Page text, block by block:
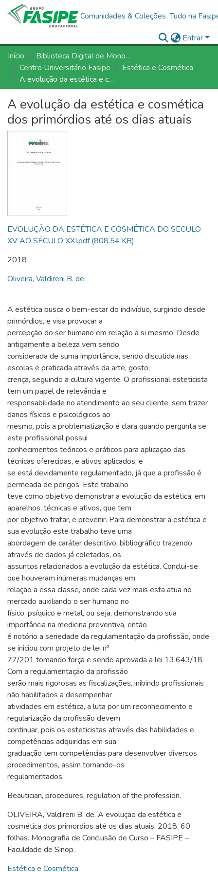
Comunidades & Coleções Tudo na
Entrar
Início
Biblioteca Digital de Monografias - BDM/FASIPE
Centro Universitário Fasipe
Estética e Cosmética
A evolução da estética e cosmética dos primórdios até os dias atuais
A evolução da estética e cosmética
dos primórdios até os dias atuais
EVOLUÇÃO DA ESTÉTICA E COSMÉTICA DO SECULO
XV AO SÉCULO XXI.pdf(808.54 KB)
2018
Oliveira, Valdireni B. de
A estética busca o bem-estar do indivíduo, surgindo desde
primórdios, e visa provocar a
percepção do ser humano em relação a si mesmo. Desde
antigamente a beleza vem sendo
considerada de suma importância, sendo discutida nas
escolas e praticada através da arte, gosto,
crença, seguindo a cultura vigente. O profissional esteticista
tem um papel de relevância e
responsabilidade no atendimento ao seu cliente, sem trazer
danos físicos e psicológicos ao
mesmo, pois a problematização é clara quando pergunta se
este profissional possui
conhecimentos teóricos e práticos para aplicação das
técnicas oferecidas, e ativos aplicados, e
se está devidamente regulamentado, já que a profissão é
permeada de perigos. Este trabalho
teve como objetivo demonstrar a evolução da estética, em
aparelhos, técnicas e ativos, que tem
por objetivo tratar, e prevenir. Para demonstrar a estética e
sua evolução este trabalho teve uma
abordagem de caráter descritivo, bibliográfico trazendo
através de dados já coletados, os
assuntos relacionados a evolução da estética. Conclui-se
que houveram inúmeras mudanças em
relação a essa classe, onde cada vez mais esta atua no
mercado auxiliando o ser humano no
físico, psíquico e metal, ou seja, demonstrando sua
importância na medicina preventiva, então
é notório a seriedade da regulamentação da profissão, onde
se iniciou com projeto de lei nº
77/201 tomando força e sendo aprovada a lei 13.643/18.
Com a regulamentação da profissão
serão mais rigorosas as fiscalizações, inibindo profissionais
não habilitados a desempenhar
atividades em estética, a luta por um reconhecimento e
regularização da profissão devem
continuar, pois os esteticistas através das habilidades e
competências adquiridas em sua
graduação tem competências para desenvolver diversos
procedimentos, assim tornando-os
regulamentados.
Beautician, procedures, regulation of the profession.
OLIVEIRA, Valdireni B. de. A evolução da estética e
cosmética dos primordios até os dias atuais. 2018. 60
folhas. Monografia de Conclusão de Curso – FASIPE –
Faculdade de Sinop.
Estética e Cosmética